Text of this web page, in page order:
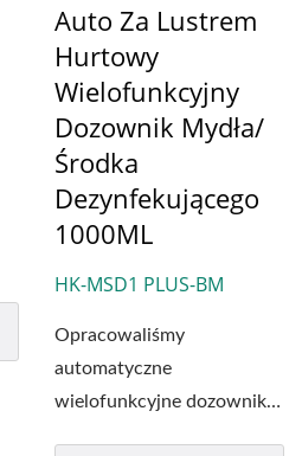
Auto Za Lustrem
Hurtowy
Wielofunkcyjny
Dozownik Mydła/
Środka
Dezynfekującego
1000ML
HK-MSD1 PLUS-BM
Opracowaliśmy
automatyczne
wielofunkcyjne dozowniki